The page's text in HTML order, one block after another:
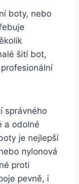
boty, nebo
šití bot,
správného
‌a odolné
je nejlepší
nylonová
proti
pevně, i